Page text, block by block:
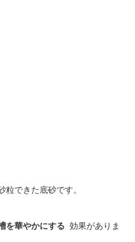
できた底砂です。
を華やかにする 効果がありま